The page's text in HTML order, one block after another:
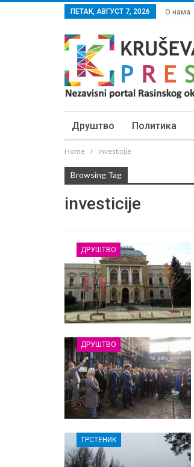
ПЕТАК, АВГУСТ 7, 2026 О нама
Друштво Политика
Home investicije
Browsing Tag
investicije
ДРУШТВО
ДРУШТВО
ТРСТЕНИК